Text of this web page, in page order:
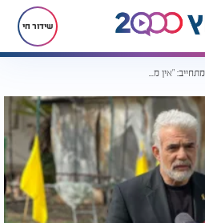
שידור חי
לפיד מתחייב: "אין מכשול פוליטי להמשיך את השבת החטופים"